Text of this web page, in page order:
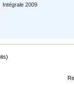
Intégrale 2009